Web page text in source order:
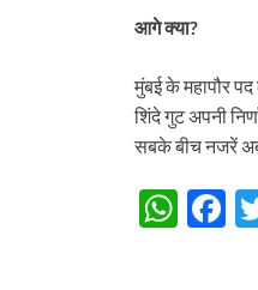
आगे क्या?
मुंबई के महापौर
शिंदे गुट अपनी
सबके बीच नजरें अब
W F